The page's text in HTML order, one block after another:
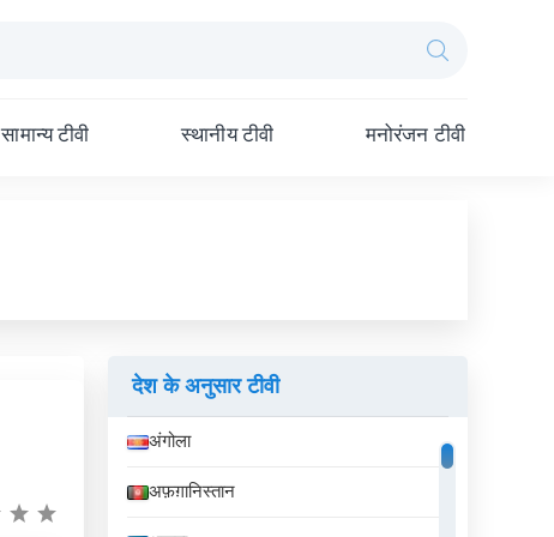
सामान्य टीवी स्थानीय टीवी मनोरंजन टीवी
देश के अनुसार टीवी
अंगोला
अफ़ग़ानिस्तान